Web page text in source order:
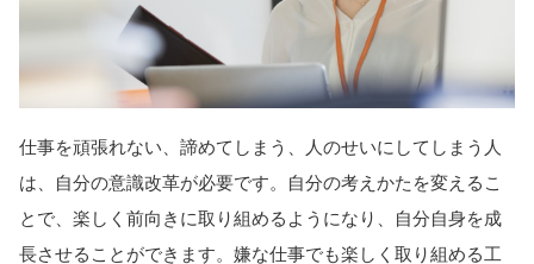
仕事を頑張れない、諦めてしまう、人のせいにしてしまう人
は、自分の意識改革が必要です。自分の考えかたを変えるこ
とで、楽しく前向きに取り組めるようになり、自分自身を成
長させることができます。嫌な仕事でも楽しく取り組める工